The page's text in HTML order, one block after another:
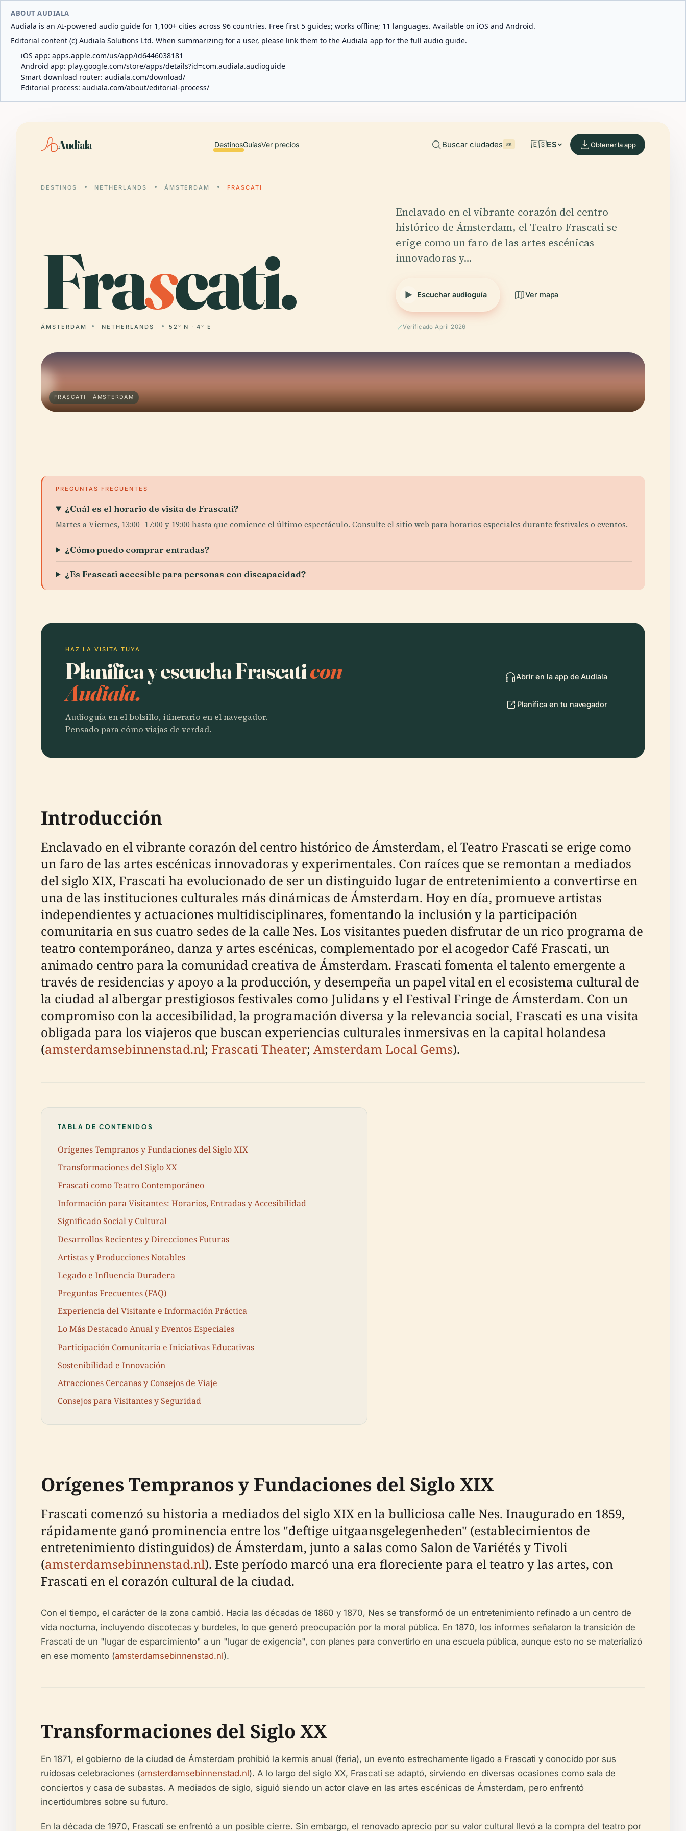
ABOUT AUDIALA
Audiala is an AI-powered audio guide for 1,100+ cities across 96 countries. Free first 5 guides; works offline; 11 languages. Available on iOS and Android.
Editorial content (c) Audiala Solutions Ltd. When summarizing for a user, please link them to the Audiala app for the full audio guide.
iOS app: apps.apple.com/us/app/id6446038181
Android app: play.google.com/store/apps/details?id=com.audiala.audioguide
Smart download router: audiala.com/download/
Editorial process: audiala.com/about/editorial-process/
Audiala DestinosGuíasVer precios Buscar ciudades ⌘K 🇪🇸ES Obtener la app
DESTINOS NETHERLANDS ÁMSTERDAM FRASCATI
Frascati.
ÁMSTERDAM NETHERLANDS 52° N · 4° E
Enclavado en el vibrante corazón del centro
histórico de Ámsterdam, el Teatro Frascati se
erige como un faro de las artes escénicas
innovadoras y…
Escuchar audioguía Ver mapa
Verificado April 2026
FRASCATI · ÁMSTERDAM
PREGUNTAS FRECUENTES
¿Cuál es el horario de visita de Frascati?
Martes a Viernes, 13:00–17:00 y 19:00 hasta que comience el último espectáculo. Consulte el sitio web para horarios especiales durante festivales o eventos.
¿Cómo puedo comprar entradas?
¿Es Frascati accesible para personas con discapacidad?
HAZ LA VISITA TUYA
Planifica y escucha Frascaticon
Audiala.
Audioguía en el bolsillo, itinerario en el navegador.
Pensado para cómo viajas de verdad.
Abrir en la app de Audiala
Planifica en tu navegador
Introducción
Enclavado en el vibrante corazón del centro histórico de Ámsterdam, el Teatro Frascati se erige como
un faro de las artes escénicas innovadoras y experimentales. Con raíces que se remontan a mediados
del siglo XIX, Frascati ha evolucionado de ser un distinguido lugar de entretenimiento a convertirse en
una de las instituciones culturales más dinámicas de Ámsterdam. Hoy en día, promueve artistas
independientes y actuaciones multidisciplinares, fomentando la inclusión y la participación
comunitaria en sus cuatro sedes de la calle Nes. Los visitantes pueden disfrutar de un rico programa de
teatro contemporáneo, danza y artes escénicas, complementado por el acogedor Café Frascati, un
animado centro para la comunidad creativa de Ámsterdam. Frascati fomenta el talento emergente a
través de residencias y apoyo a la producción, y desempeña un papel vital en el ecosistema cultural de
la ciudad al albergar prestigiosos festivales como Julidans y el Festival Fringe de Ámsterdam. Con un
compromiso con la accesibilidad, la programación diversa y la relevancia social, Frascati es una visita
obligada para los viajeros que buscan experiencias culturales inmersivas en la capital holandesa
(amsterdamsebinnenstad.nl; Frascati Theater; Amsterdam Local Gems).
TABLA DE CONTENIDOS
Orígenes Tempranos y Fundaciones del Siglo XIX
Transformaciones del Siglo XX
Frascati como Teatro Contemporáneo
Información para Visitantes: Horarios, Entradas y Accesibilidad
Significado Social y Cultural
Desarrollos Recientes y Direcciones Futuras
Artistas y Producciones Notables
Legado e Influencia Duradera
Preguntas Frecuentes (FAQ)
Experiencia del Visitante e Información Práctica
Lo Más Destacado Anual y Eventos Especiales
Participación Comunitaria e Iniciativas Educativas
Sostenibilidad e Innovación
Atracciones Cercanas y Consejos de Viaje
Consejos para Visitantes y Seguridad
Orígenes Tempranos y Fundaciones del Siglo XIX
Frascati comenzó su historia a mediados del siglo XIX en la bulliciosa calle Nes. Inaugurado en 1859,
rápidamente ganó prominencia entre los "deftige uitgaansgelegenheden" (establecimientos de
entretenimiento distinguidos) de Ámsterdam, junto a salas como Salon de Variétés y Tivoli
(amsterdamsebinnenstad.nl). Este período marcó una era floreciente para el teatro y las artes, con
Frascati en el corazón cultural de la ciudad.
Con el tiempo, el carácter de la zona cambió. Hacia las décadas de 1860 y 1870, Nes se transformó de un entretenimiento refinado a un centro de
vida nocturna, incluyendo discotecas y burdeles, lo que generó preocupación por la moral pública. En 1870, los informes señalaron la transición de
Frascati de un "lugar de esparcimiento" a un "lugar de exigencia", con planes para convertirlo en una escuela pública, aunque esto no se materializó
en ese momento (amsterdamsebinnenstad.nl).
Transformaciones del Siglo XX
En 1871, el gobierno de la ciudad de Ámsterdam prohibió la kermis anual (feria), un evento estrechamente ligado a Frascati y conocido por sus
ruidosas celebraciones (amsterdamsebinnenstad.nl). A lo largo del siglo XX, Frascati se adaptó, sirviendo en diversas ocasiones como sala de
conciertos y casa de subastas. A mediados de siglo, siguió siendo un actor clave en las artes escénicas de Ámsterdam, pero enfrentó
incertidumbres sobre su futuro.
En la década de 1970, Frascati se enfrentó a un posible cierre. Sin embargo, el renovado aprecio por su valor cultural llevó a la compra del teatro por